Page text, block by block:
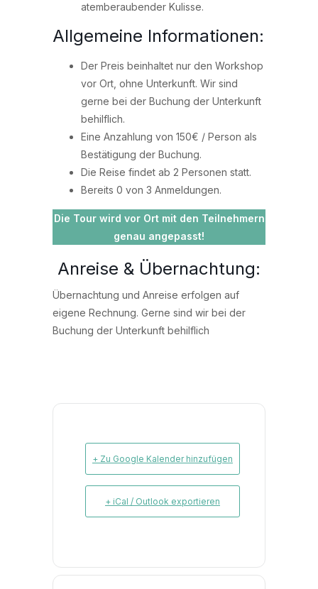
atemberaubender Kulisse.
Allgemeine Informationen:
Der Preis beinhaltet nur den Workshop
vor Ort, ohne Unterkunft. Wir sind
gerne bei der Buchung der Unterkunft
behilflich.
Eine Anzahlung von 150€ / Person als
Bestätigung der Buchung.
Die Reise findet ab 2 Personen statt.
Bereits 0 von 3 Anmeldungen.
Die Tour wird vor Ort mit den Teilnehmern
genau angepasst!
Anreise & Übernachtung:
Übernachtung und Anreise erfolgen auf
eigene Rechnung. Gerne sind wir bei der
Buchung der Unterkunft behilflich
+ Zu Google Kalender hinzufügen
+ iCal / Outlook exportieren